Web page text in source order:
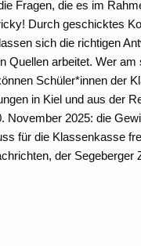
Fragen, die es im
Durch geschicktes
sich die richtigen
Quellen arbeitet. Wer am
Schüler*innen der
in Kiel und aus der
November 2025: die
für die Klassenkasse
der Segeberger